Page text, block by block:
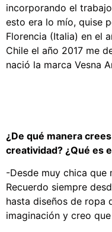
incorporando el
esto era lo mío, quise
Florencia (Italia) en el
Chile el año 2017 me
nació la marca Vesna
¿De qué manera
creatividad? ¿Qué es
-Desde muy chica que
Recuerdo siempre
hasta diseños de ropa
imaginación y creo